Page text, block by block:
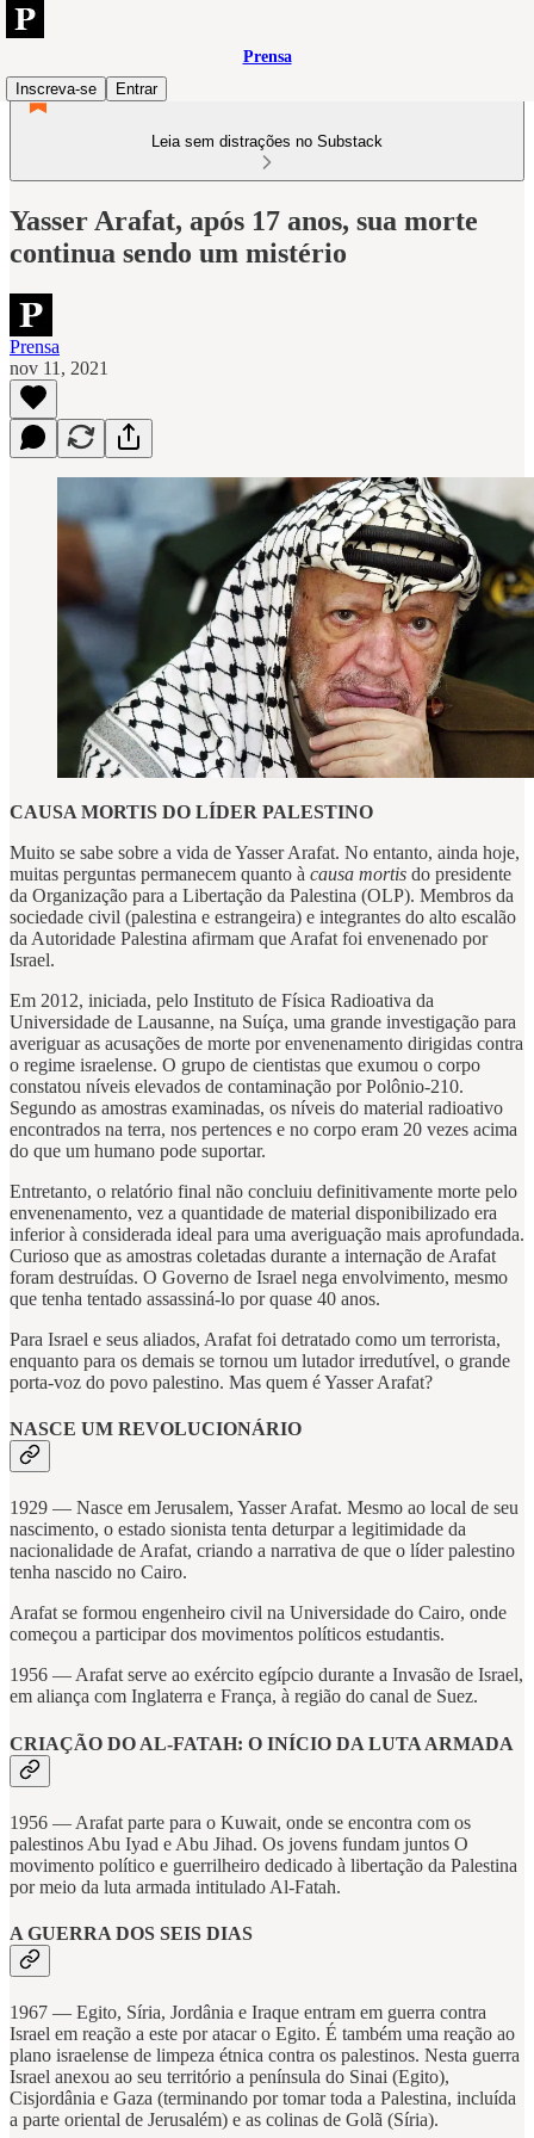
Prensa
Inscreva-se
Entrar
Leia sem distrações no Substack
Yasser Arafat, após 17 anos, sua morte
continua sendo um mistério
Prensa
nov 11, 2021
CAUSA MORTIS DO LÍDER PALESTINO
Muito se sabe sobre a vida de Yasser Arafat. No entanto, ainda hoje,
muitas perguntas permanecem quanto à causa mortis do presidente
da Organização para a Libertação da Palestina (OLP). Membros da
sociedade civil (palestina e estrangeira) e integrantes do alto escalão
da Autoridade Palestina afirmam que Arafat foi envenenado por
Israel.
Em 2012, iniciada, pelo Instituto de Física Radioativa da
Universidade de Lausanne, na Suíça, uma grande investigação para
averiguar as acusações de morte por envenenamento dirigidas contra
o regime israelense. O grupo de cientistas que exumou o corpo
constatou níveis elevados de contaminação por Polônio-210.
Segundo as amostras examinadas, os níveis do material radioativo
encontrados na terra, nos pertences e no corpo eram 20 vezes acima
do que um humano pode suportar.
Entretanto, o relatório final não concluiu definitivamente morte pelo
envenenamento, vez a quantidade de material disponibilizado era
inferior à considerada ideal para uma averiguação mais aprofundada.
Curioso que as amostras coletadas durante a internação de Arafat
foram destruídas. O Governo de Israel nega envolvimento, mesmo
que tenha tentado assassiná-lo por quase 40 anos.
Para Israel e seus aliados, Arafat foi detratado como um terrorista,
enquanto para os demais se tornou um lutador irredutível, o grande
porta-voz do povo palestino. Mas quem é Yasser Arafat?
NASCE UM REVOLUCIONÁRIO
1929 — Nasce em Jerusalem, Yasser Arafat. Mesmo ao local de seu
nascimento, o estado sionista tenta deturpar a legitimidade da
nacionalidade de Arafat, criando a narrativa de que o líder palestino
tenha nascido no Cairo.
Arafat se formou engenheiro civil na Universidade do Cairo, onde
começou a participar dos movimentos políticos estudantis.
1956 — Arafat serve ao exército egípcio durante a Invasão de Israel,
em aliança com Inglaterra e França, à região do canal de Suez.
CRIAÇÃO DO AL-FATAH: O INÍCIO DA LUTA ARMADA
1956 — Arafat parte para o Kuwait, onde se encontra com os
palestinos Abu Iyad e Abu Jihad. Os jovens fundam juntos O
movimento político e guerrilheiro dedicado à libertação da Palestina
por meio da luta armada intitulado Al-Fatah.
A GUERRA DOS SEIS DIAS
1967 — Egito, Síria, Jordânia e Iraque entram em guerra contra
Israel em reação a este por atacar o Egito. É também uma reação ao
plano israelense de limpeza étnica contra os palestinos. Nesta guerra
Israel anexou ao seu território a península do Sinai (Egito),
Cisjordânia e Gaza (terminando por tomar toda a Palestina, incluída
a parte oriental de Jerusalém) e as colinas de Golã (Síria).